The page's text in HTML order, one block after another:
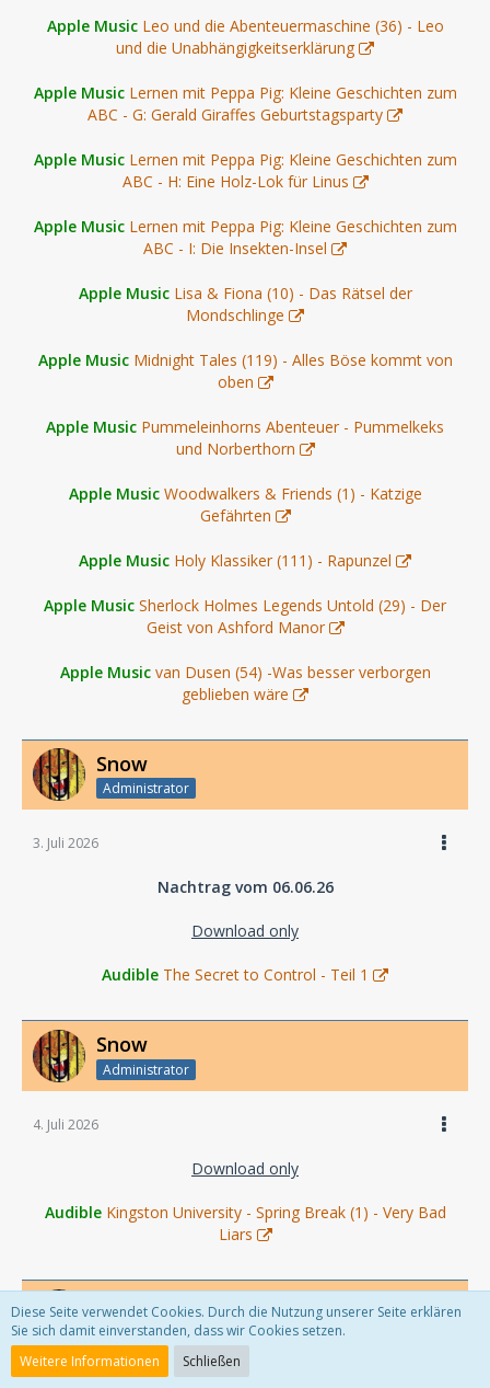
Apple Music Leo und die Abenteuermaschine (36) - Leo
und die Unabhängigkeitserklärung
Apple Music Lernen mit Peppa Pig: Kleine Geschichten zum
ABC - G: Gerald Giraffes Geburtstagsparty
Apple Music Lernen mit Peppa Pig: Kleine Geschichten zum
ABC - H: Eine Holz-Lok für Linus
Apple Music Lernen mit Peppa Pig: Kleine Geschichten zum
ABC - I: Die Insekten-Insel
Apple Music Lisa & Fiona (10) - Das Rätsel der
Mondschlinge
Apple Music Midnight Tales (119) - Alles Böse kommt von
oben
Apple Music Pummeleinhorns Abenteuer - Pummelkeks
und Norberthorn
Apple Music Woodwalkers & Friends (1) - Katzige
Gefährten
Apple Music Holy Klassiker (111) - Rapunzel
Apple Music Sherlock Holmes Legends Untold (29) - Der
Geist von Ashford Manor
Apple Music van Dusen (54) -Was besser verborgen
geblieben wäre
Snow
Administrator
3. Juli 2026
Nachtrag vom 06.06.26
Download only
Audible The Secret to Control - Teil 1
Snow
Administrator
4. Juli 2026
Download only
Audible Kingston University - Spring Break (1) - Very Bad
Liars
Snow
Administrator
Diese Seite verwendet Cookies. Durch die Nutzung unserer Seite erklären
Sie sich damit einverstanden, dass wir Cookies setzen.
Weitere Informationen
Schließen